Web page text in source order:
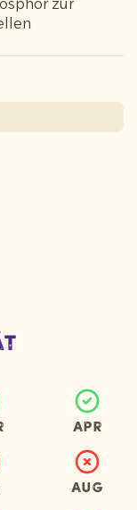
zur
Apr
Aug